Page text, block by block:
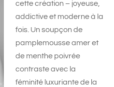
cette création – joyeuse,
addictive et moderne à la
fois. Un soupçon de
pamplemousse amer et
de menthe poivrée
contraste avec la
féminité luxuriante de la